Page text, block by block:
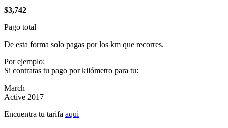
$3,742
Pago total
De esta forma solo pagas por los km que recorres.
Por ejemplo:
Si contratas tu pago por kilómetro para tu:
March
Active 2017
Encuentra tu tarifa aqui